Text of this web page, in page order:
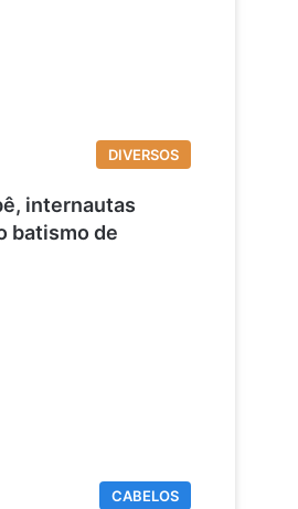
DIVERSOS
internautas
batismo de
CABELOS